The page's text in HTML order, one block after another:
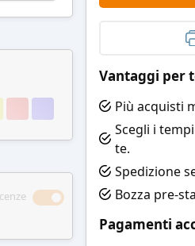
Vantaggi per
Più acquisti
Scegli i
te.
Spedizione
Bozza pre-
Pagamenti